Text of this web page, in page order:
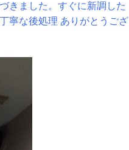
きました。すぐに新調した
寧な後処理 ありがとうござ